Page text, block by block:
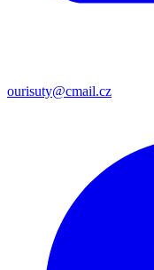
ourisuty@cmail.cz